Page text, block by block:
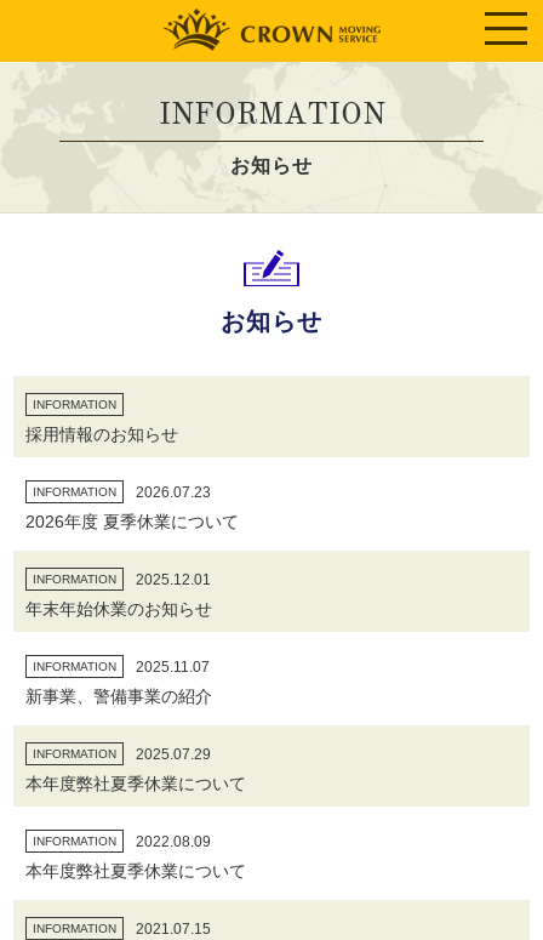
INFORMATION
お知らせ
お知らせ
INFORMATION
採用情報のお知らせ
INFORMATION 2026.07.23
2026年度 夏季休業について
INFORMATION 2025.12.01
年末年始休業のお知らせ
INFORMATION 2025.11.07
新事業、警備事業の紹介
INFORMATION 2025.07.29
本年度弊社夏季休業について
INFORMATION 2022.08.09
本年度弊社夏季休業について
INFORMATION 2021.07.15